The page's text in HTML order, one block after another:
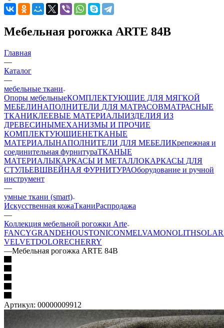
Мебельная рогожка ARTE 84B
Главная
—
Каталог
—
мебельные ткани
Опоры мебельныеКОМПЛЕКТУЮЩИЕ ДЛЯ МЯГКОЙ
МЕБЕЛИНАПОЛНИТЕЛИ ДЛЯ МАТРАСОВМАТРАСНЫЕ
ТКАНИКЛЕЕВЫЕ МАТЕРИАЛЫИЗДЕЛИЯ ИЗ
ДРЕВЕСИНЫМЕХАНИЗМЫ И ПРОЧИЕ
КОМПЛЕКТУЮЩИЕНЕТКАНЫЕ
МАТЕРИАЛЫНАПОЛНИТЕЛИ ДЛЯ МЕБЕЛИКрепежная и
соединительная фурнитураТКАНЫЕ
МАТЕРИАЛЫКАРКАСЫ И МЕТАЛЛОКАРКАСЫ ДЛЯ
СТУЛЬЕВШВЕЙНАЯ ФУРНИТУРАОборудование и ручной
инструмент
—
умные ткани (smart)
Искусственная кожаТканиРаспродажа
—
Коллекция мебельной рогожки Arte
FANCYGRANDEHOUSTONICONMELVAMONOLITHSOLAR
VELVETDOLORECHERRY
—Мебельная рогожка ARTE 84B
Артикул: 00000009912